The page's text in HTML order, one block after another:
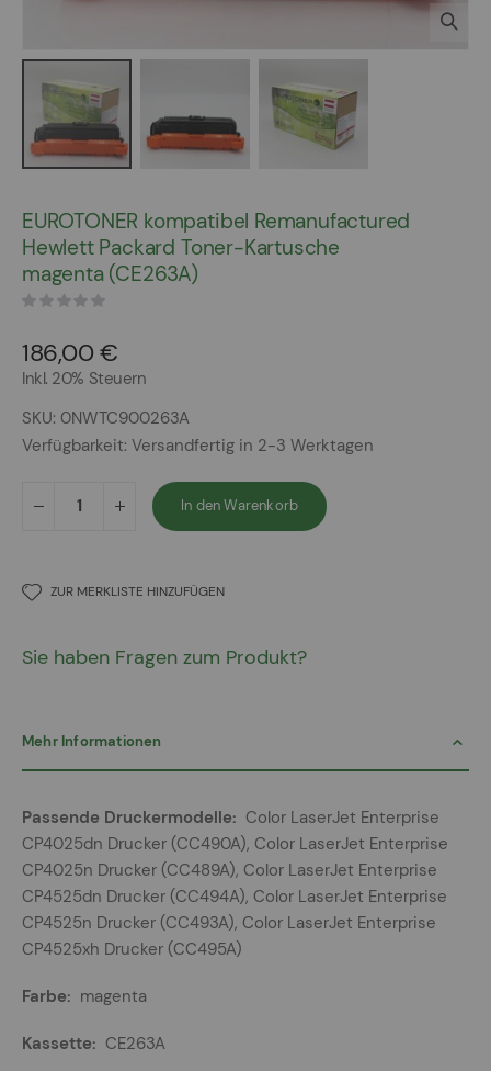
der
Bildergalerie
springen
EUROTONER kompatibel Remanufactured
Hewlett Packard Toner-Kartusche
magenta (CE263A)
186,00 €
Inkl. 20% Steuern
SKU 0NWTC900263A
Verfügbarkeit: Versandfertig in 2-3 Werktagen
In den Warenkorb
ZUR MERKLISTE HINZUFÜGEN
Sie haben Fragen zum Produkt?
Mehr Informationen
Mehr
Informationen
Color LaserJet Enterprise
CP4025dn Drucker (CC490A), Color LaserJet Enterprise
CP4025n Drucker (CC489A), Color LaserJet Enterprise
CP4525dn Drucker (CC494A), Color LaserJet Enterprise
CP4525n Drucker (CC493A), Color LaserJet Enterprise
CP4525xh Drucker (CC495A)
magenta
CE263A